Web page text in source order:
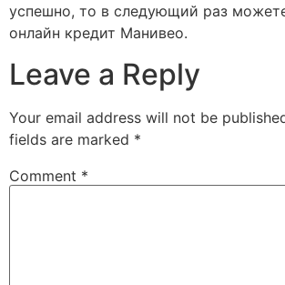
успешно, то в следующий раз
онлайн кредит Манивео.
Leave a Reply
Your email address will not be
fields are marked *
Comment *